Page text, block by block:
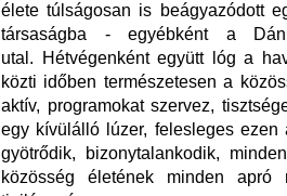
élete túlságosan is beágyazódott
társaságba - egyébként a
utal. Hétvégenként együtt lóg a
közti időben természetesen a
aktív, programokat szervez,
egy kívülálló lúzer, felesleges
gyötrődik, bizonytalankodik,
közösség életének minden